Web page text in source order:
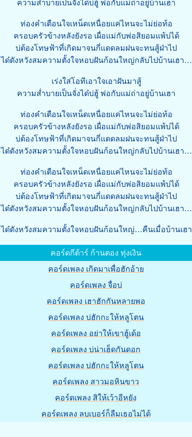
ความส่ำบายเป็นจั่งได๋บ่ฮู้ พ่อกับแม่ถ่าอยู่บ้านเฮา
ท่องคำเตือนใจเหน็ดเหนื่อยแค่ไหนจะไม่ย่อท้อ
ครอบครัวข้างหลังยังรอ เผื่อแม่กับพ่อสิยอมแพ้บ่ได้
บ่ต้องโทษฟ้าที่เกิดมาจนกี่แดดลมฝนจะทนสู้ฝ่าไป
ได๋ดังหวังสมความตั้งใจหอบฝันก้อนใหญ่กลับไปบ้านเฮา…
เร่งใส่โอทีเอาใจเอาฝันมาสู้
ความส่ำบายเป็นจั่งได๋บ่ฮู้ พ่อกับแม่ถ่าอยู่บ้านเฮา
ท่องคำเตือนใจเหน็ดเหนื่อยแค่ไหนจะไม่ย่อท้อ
ครอบครัวข้างหลังยังรอ เผื่อแม่กับพ่อสิยอมแพ้บ่ได้
บ่ต้องโทษฟ้าที่เกิดมาจนกี่แดดลมฝนจะทนสู้ฝ่าไป
ได๋ดังหวังสมความตั้งใจหอบฝันก้อนใหญ่กลับไปบ้านเฮา…
ท่องคำเตือนใจเหน็ดเหนื่อยแค่ไหนจะไม่ย่อท้อ
ครอบครัวข้างหลังยังรอ เผื่อแม่กับพ่อสิยอมแพ้บ่ได้
บ่ต้องโทษฟ้าที่เกิดมาจนกี่แดดลมฝนจะทนสู้ฝ่าไป
ได๋ดังหวังสมความตั้งใจหอบฝันก้อนใหญ่กลับไปบ้านเฮา…
ได๋ดังหวังสมความตั้งใจหอบฝันก้อนใหญ่…คืนเมื่อบ้านเฮา
คอร์ดกีต้าร์ ก้านตอง ทุ่งเงิน
คอร์ดเพลง เกิดมาเพื่อฮักอ้าย
คอร์ดเพลง จื่อบ่
คอร์ดเพลง เฮาฮักกันหลายพอ
คอร์ดเพลง บ่ฮักกะให้หลูโตน
คอร์ดเพลง อย่าให้เขาฮู้เด้อ
คอร์ดเพลง บ่น่าเฮ็ดกันดอก
คอร์ดเพลง บ่ฮักกะให้หลูโตน
คอร์ดเพลง สาวมอหินขาว
คอร์ดเพลง สิให้เว้าอีหยัง
คอร์ดเพลง ลบเบอร์ก็ลืมเธอไม่ได้